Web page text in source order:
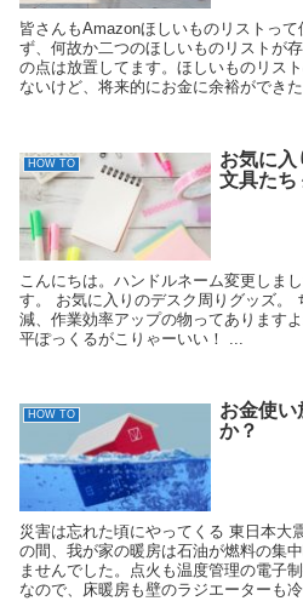
皆さんもAmazonほしいものリストっ
ず、何故か二つのほしいものリストが
の点は放置してます。ほしいものリス
ないけど、将来的にお金に余裕ができ
HOW TO
お気に入
文具たち
こんにちは。ハンドルネーム変更しま
す。 お気に入りのデスク周りグッズ。
減、作業効率アップの物ってあります
平ぽっくるがこりゃーいい！ ...
HOW TO
お金使い
か？
災害は忘れた頃にやってくる 東日本大
の間、我が家の暖房は石油が燃料の集
ませんでした。点火も温度管理の電子
なので、床暖房も壁のラジエーターも